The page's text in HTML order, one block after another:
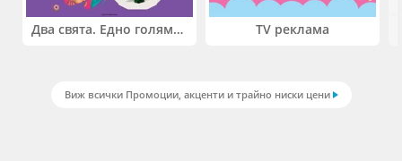
Два свята. Едно голямо приключение. Купи 2 продукта LEGO® Friends и/или LEGO® Minecraft и вземи -27% TV реклама
Виж всички Промоции, акценти и трайно ниски цени